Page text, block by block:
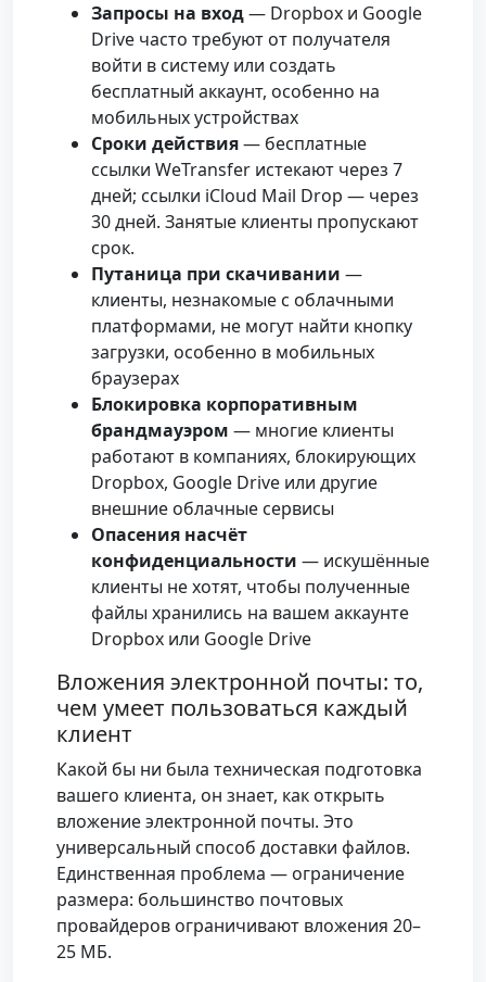
Запросы на вход— Dropbox и Google
Drive часто требуют от получателя
войти в систему или создать
бесплатный аккаунт, особенно на
мобильных устройствах
Сроки действия— бесплатные
ссылки WeTransfer истекают через 7
дней; ссылки iCloud Mail Drop — через
30 дней. Занятые клиенты пропускают
срок.
Путаница при скачивании —
клиенты, незнакомые с облачными
платформами, не могут найти кнопку
загрузки, особенно в мобильных
браузерах
Блокировка корпоративным
брандмауэром — многие клиенты
работают в компаниях, блокирующих
Dropbox, Google Drive или другие
внешние облачные сервисы
Опасения насчёт
конфиденциальности — искушённые
клиенты не хотят, чтобы полученные
файлы хранились на вашем аккаунте
Dropbox или Google Drive
Вложения электронной почты: то,
чем умеет пользоваться каждый
клиент
Какой бы ни была техническая подготовка
вашего клиента, он знает, как открыть
вложение электронной почты. Это
универсальный способ доставки файлов.
Единственная проблема — ограничение
размера: большинство почтовых
провайдеров ограничивают вложения 20–
25 МБ.